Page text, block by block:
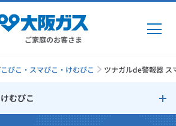
ご家庭のお客さま
ぴこ・スマぴこ・けむぴこ ツナガルde警報器 ス
むぴこ